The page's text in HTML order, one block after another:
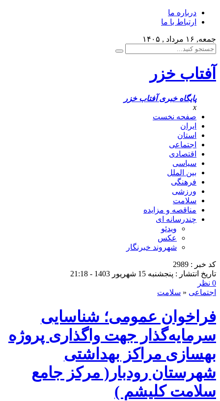
درباره ما
ارتباط با ما
جمعه, ۱۶ مرداد , ۱۴۰۵
آفتاب خزر
پایگاه خبری آفتاب خزر
x
صفحه نخست
ایران
استان
اجتماعی
اقتصادی
سیاسی
بین الملل
فرهنگی
ورزشی
سلامت
مناقصه و مزایده
چندرسانه ای
ویدئو
عکس
شهروند خبرنگار
کد خبر : 2989
تاریخ انتشار : پنجشنبه 15 شهریور 1403 - 21:18
0 نظر
اجتماعی « سلامت
فراخوان عمومی؛ شناسایی
سرمایه‌گذار جهت واگذاری پروژه
بهسازی مراکز بهداشتی
شهرستان رودبار( مرکز جامع
سلامت کلیشم )